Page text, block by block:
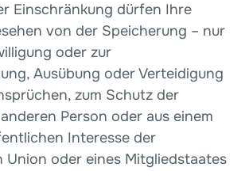
Einschränkung dürfen Ihre
von der Speicherung – nur
oder zur
Ausübung oder Verteidigung
zum Schutz der
Person oder aus einem
Interesse der
Union oder eines Mitgliedstaates